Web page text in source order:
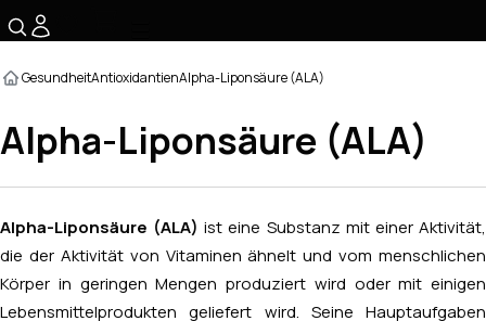
GesundheitAntioxidantienAlpha-Liponsäure (ALA)
Alpha-Liponsäure (ALA)
Alpha-Liponsäure (ALA) ist eine Substanz mit einer Aktivität,
die der Aktivität von Vitaminen ähnelt und vom menschlichen
Körper in geringen Mengen produziert wird oder mit einigen
Lebensmittelprodukten geliefert wird. Seine Hauptaufgaben